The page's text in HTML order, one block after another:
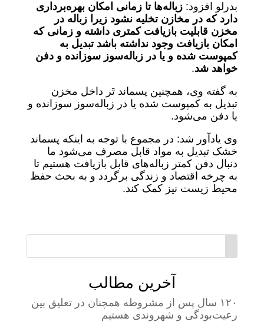
بدرلو افزود: زباله‌ها تا زمانی امکان بهره‌برداری
دارد که در مخازن تخلیه نشود زیرا زباله در
مخزن قابلیت بازیافت کمتری داشته و زمانی که
امکان بازیافت وجود نداشته باشد تبدیل به
کمپوست شده و یا در زباله‌سوز سوزانده و دفن
خواهد شد.
به گفته وی، همچنین پسماند تَر داخل مخزن
تبدیل به کمپوست شده یا در زباله‌سوز سوزانده و
یا دفن می‌شود.
وی یادآور شد: در مجموع با توجه به اینکه پسماند
خشک تبدیل به مواد قابل مصرف می‌شود ما
دنبال دفن کمتر زباله‌های قابل بازیافت هستیم تا
به چرخه اقتصاد و زندگی برگردد و به بحث حفظ
محیط زیست نیز کمک کند.
آخرین مطالب
۱۲۰ سال پس از مشروطه همچنان در تعلیق بین
رعیت‌بودگی و شهروندی هستیم